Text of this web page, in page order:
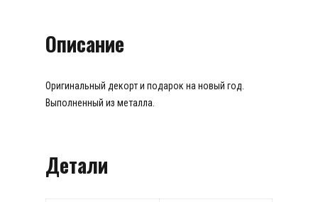
Описание
Оригинальный декорт и подарок на новый год.
Выполненный из металла.
Детали